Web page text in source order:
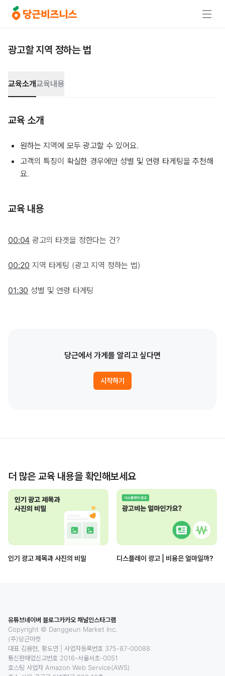
광고할 지역 정하는 법
교육소개교육내용
교육 소개
원하는 지역에 모두 광고할 수 있어요.
고객의 특징이 확실한 경우에만 성별 및 연령 타게팅을 추천해
요.
교육 내용
00:04 광고의 타겟을 정한다는 건?
00:20 지역 타게팅 (광고 지역 정하는 법)
01:30 성별 및 연령 타게팅
당근에서 가게를 알리고 싶다면
시작하기
더 많은 교육 내용을 확인해보세요
인기 광고 제목과 사진의 비밀 디스플레이 광고 | 비용은 얼마일까?
유튜브네이버 블로그카카오 채널인스타그램
Copyright © Danggeun Market Inc.
(주)당근마켓
대표 김용현, 황도연
사업자등록번호 375-87-00088
통신판매업신고번호 2016-서울서초-0051
호스팅 사업자 Amazon Web Service(AWS)